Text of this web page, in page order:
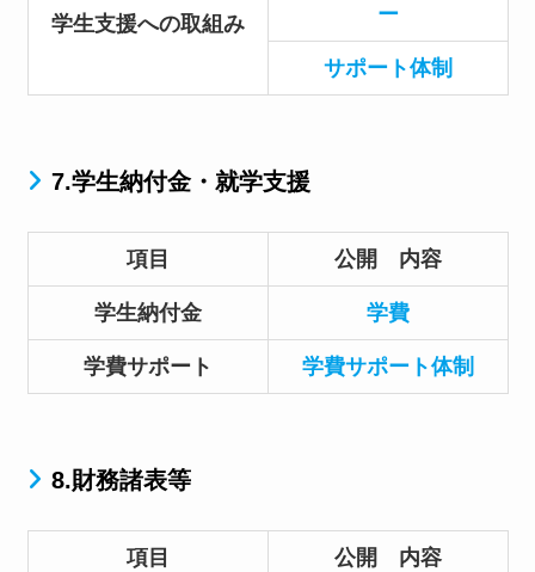
学生支援への取組み
ー
サポート体制
7.学生納付金・就学支援
項目 公開 内容
学生納付金 学費
学費サポート 学費サポート体制
8.財務諸表等
項目 公開 内容